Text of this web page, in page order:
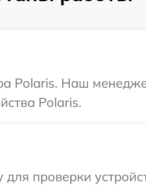
Polaris. Наш
Polaris.
проверки